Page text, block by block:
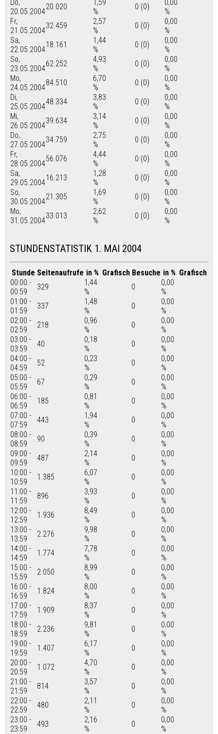
Do,
20.05.2004
20.020
1,59
%
0 (0)
0,00
%
Fr,
21.05.2004
32.459
2,57
%
0 (0)
0,00
%
Sa,
22.05.2004
18.161
1,44
%
0 (0)
0,00
%
So,
23.05.2004
62.252
4,93
%
0 (0)
0,00
%
Mo,
24.05.2004
84.510
6,70
%
0 (0)
0,00
%
Di,
25.05.2004
48.334
3,83
%
0 (0)
0,00
%
Mi,
26.05.2004
39.634
3,14
%
0 (0)
0,00
%
Do,
27.05.2004
34.759
2,75
%
0 (0)
0,00
%
Fr,
28.05.2004
56.076
4,44
%
0 (0)
0,00
%
Sa,
29.05.2004
16.213
1,28
%
0 (0)
0,00
%
So,
30.05.2004
21.305
1,69
%
0 (0)
0,00
%
Mo,
31.05.2004
33.013
2,62
%
0 (0)
0,00
%
STUNDENSTATISTIK 1. MAI 2004
Stunde Seitenaufrufe in % Grafisch Besuche in % Grafisch
00:00 -
00:59
329
1,44
%
0
0,00
%
01:00 -
01:59
337
1,48
%
0
0,00
%
02:00 -
02:59
218
0,96
%
0
0,00
%
03:00 -
03:59
40
0,18
%
0
0,00
%
04:00 -
04:59
52
0,23
%
0
0,00
%
05:00 -
05:59
67
0,29
%
0
0,00
%
06:00 -
06:59
185
0,81
%
0
0,00
%
07:00 -
07:59
443
1,94
%
0
0,00
%
08:00 -
08:59
90
0,39
%
0
0,00
%
09:00 -
09:59
487
2,14
%
0
0,00
%
10:00 -
10:59
1.385
6,07
%
0
0,00
%
11:00 -
11:59
896
3,93
%
0
0,00
%
12:00 -
12:59
1.936
8,49
%
0
0,00
%
13:00 -
13:59
2.276
9,98
%
0
0,00
%
14:00 -
14:59
1.774
7,78
%
0
0,00
%
15:00 -
15:59
2.050
8,99
%
0
0,00
%
16:00 -
16:59
1.824
8,00
%
0
0,00
%
17:00 -
17:59
1.909
8,37
%
0
0,00
%
18:00 -
18:59
2.236
9,81
%
0
0,00
%
19:00 -
19:59
1.407
6,17
%
0
0,00
%
20:00 -
20:59
1.072
4,70
%
0
0,00
%
21:00 -
21:59
814
3,57
%
0
0,00
%
22:00 -
22:59
480
2,11
%
0
0,00
%
23:00 -
23:59
493
2,16
%
0
0,00
%